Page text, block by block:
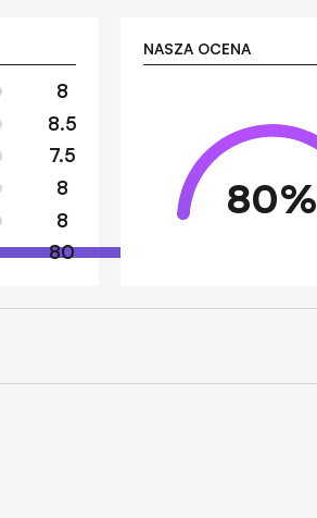
8
8.5
7.5
8
8
80
NASZA OCENA
80%